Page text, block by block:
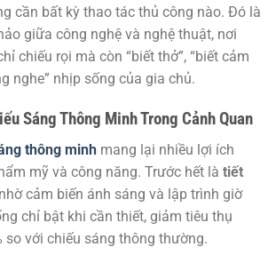
cần bất kỳ thao tác thủ công nào. Đó là
giữa công nghệ và nghệ thuật, nơi
chiếu rọi mà còn “biết thở”, “biết cảm
nghe” nhịp sống của gia chủ.
Sáng Thông Minh Trong Cảnh Quan
thông minh mang lại nhiều lợi ích
mỹ và công năng. Trước hết là tiết
cảm biến ánh sáng và lập trình giờ
chỉ bật khi cần thiết, giảm tiêu thụ
so với chiếu sáng thông thường.